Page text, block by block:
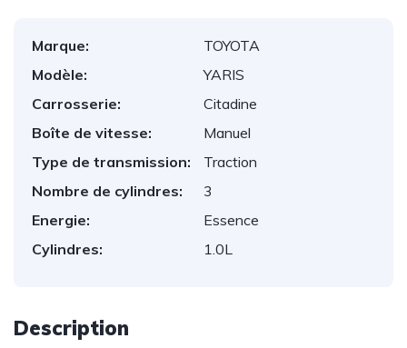
Marque:
TOYOTA
Modèle:
YARIS
Carrosserie:
Citadine
Boîte de vitesse:
Manuel
Type de transmission:
Traction
Nombre de cylindres:
3
Energie:
Essence
Cylindres:
1.0L
Description